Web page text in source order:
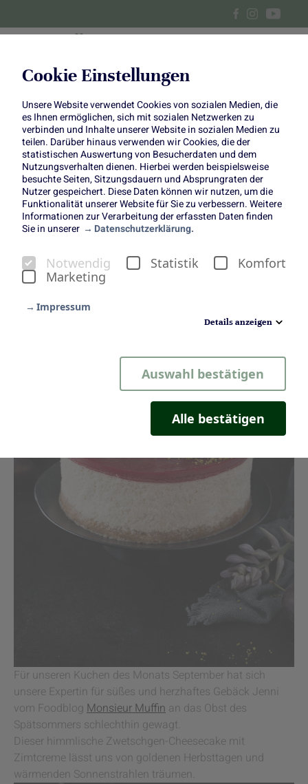
Cookie Einstellungen
Unsere Website verwendet Cookies von sozialen Medien, die
es Ihnen ermöglichen, sich mit sozialen Netzwerken zu
verbinden und Inhalte unserer Website in sozialen Medien zu
teilen. Darüber hinaus verwenden wir Cookies, die der
statistischen Auswertung von Besucherdaten und dem
Nutzungsverhalten dienen. Hierbei werden beispielsweise
besuchte Seiten, Sitzungsdauern und Absprungraten der
Nutzer gespeichert. Diese Daten können wir nutzen, um die
Funktionalität unserer Website für Sie zu verbessern. Weitere
Informationen zur Verarbeitung der erfassten Daten finden
Sie in unserer
Datenschutzerklärung.
Notwendig Statistik
Komfort
Marketing
Impressum
Details anzeigen
Auswahl bestätigen
Alle bestätigen
Zwetschgen-Cheesecake
Zwetschgen-Cheesecake
Unser "Kuchen des Monats" September
Für unseren Kuchen des Monats September hat sich
unsere Expertin für süßes und herzhaftes Gebäck Jenni
vom Foodblog Monsieur Muffin an das Obst des
Spätsommers schlechthin gewagt.
Dieser himmlische Zwetschgen-Cheesecake mit
Zimtcreme lässt uns von goldenen Herbsttagen und
wärmenden Sonnenstrahlen träumen.